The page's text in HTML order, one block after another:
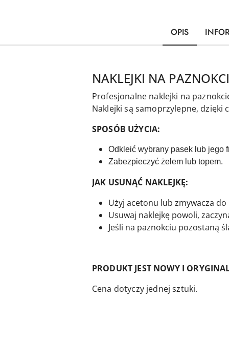
OPIS
NAKLEJKI NA
Profesjonalne naklejki na
Naklejki są samoprzylepne, dzięki
SPOSÓB UŻYCIA:
Odkleić wybrany pasek lub jego
Zabezpieczyć żelem lub topem.
JAK USUNĄĆ NAKLEJKĘ:
Użyj acetonu lub zmywacza
Usuwaj naklejkę powoli,
Jeśli na paznokciu pozostaną
PRODUKT JEST NOWY I
Cena dotyczy jednej sztuki.